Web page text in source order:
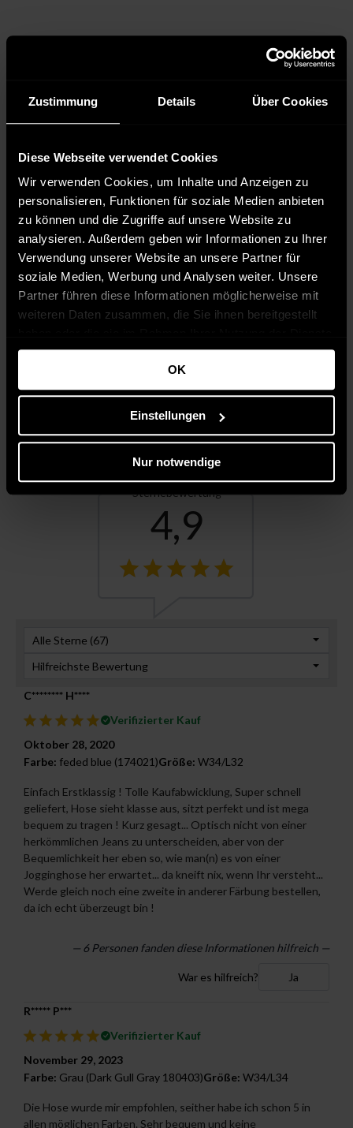
Zustimmung Details Über Cookies
Diese Webseite verwendet Cookies
Wir verwenden Cookies, um Inhalte und Anzeigen zu
personalisieren, Funktionen für soziale Medien anbieten
zu können und die Zugriffe auf unsere Website zu
analysieren. Außerdem geben wir Informationen zu Ihrer
Verwendung unserer Website an unsere Partner für
soziale Medien, Werbung und Analysen weiter. Unsere
Partner führen diese Informationen möglicherweise mit
weiteren Daten zusammen, die Sie ihnen bereitgestellt
gesammelt haben.
OK
Einstellungen
Nur notwendige
Kundenbewertungen
Sternebewertung
4,9
Alle Sterne (67)
Hilfreichste Bewertung
C******** H****
Verifizierter Kauf
Oktober 28, 2020
Farbe: feded blue (174021)Größe:W34/L32
Einfach Erstklassig ! Tolle Kaufabwicklung, Super schnell
geliefert, Hose sieht klasse aus, sitzt perfekt und ist mega
bequem zu tragen ! Kurz gesagt... Optisch nicht von einer
herkömmlichen Jeans zu unterscheiden, aber von der
Bequemlichkeit her eben so, wie man(n) es von einer
Jogginghose her erwartet... da kneift nix, wenn Ihr versteht...
Werde gleich noch eine zweite in anderer Färbung bestellen,
da ich echt überzeugt bin !
— 6Personen fanden diese Informationen hilfreich —
War es hilfreich? Ja
R***** P***
Verifizierter Kauf
November 29, 2023
Farbe: Grau (Dark Gull Gray 180403)Größe:W34/L34
Die Hose wurde mir empfohlen, seither habe ich schon 5 in
allen möglichen Farben. Sehr bequem und keine